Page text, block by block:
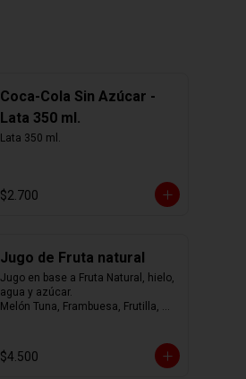
Coca-Cola Sin Azúcar -
Lata 350 ml.
Lata 350 ml.
$2.700
Jugo de Fruta natural
Jugo en base a Fruta Natural, hielo,
agua y azúcar.
Melón Tuna, Frambuesa, Frutilla,
eliges
$4.500